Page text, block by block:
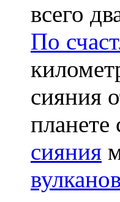
всего
По
сияния
сияния
вулканов